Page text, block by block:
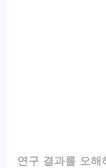
연구 결과를 오